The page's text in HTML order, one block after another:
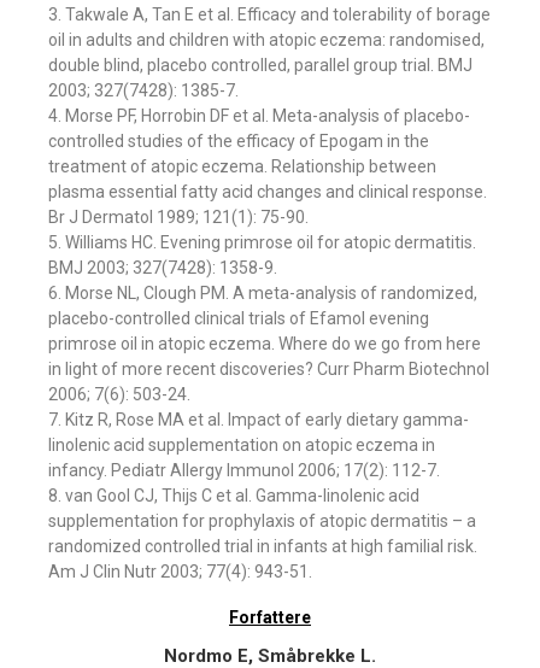
3. Takwale A, Tan E et al. Efficacy and tolerability of borage
oil in adults and children with atopic eczema: randomised,
double blind, placebo controlled, parallel group trial. BMJ
2003; 327(7428): 1385-7.
4. Morse PF, Horrobin DF et al. Meta-analysis of placebo-
controlled studies of the efficacy of Epogam in the
treatment of atopic eczema. Relationship between
plasma essential fatty acid changes and clinical response.
Br J Dermatol 1989; 121(1): 75-90.
5. Williams HC. Evening primrose oil for atopic dermatitis.
BMJ 2003; 327(7428): 1358-9.
6. Morse NL, Clough PM. A meta-analysis of randomized,
placebo-controlled clinical trials of Efamol evening
primrose oil in atopic eczema. Where do we go from here
in light of more recent discoveries? Curr Pharm Biotechnol
2006; 7(6): 503-24.
7. Kitz R, Rose MA et al. Impact of early dietary gamma-
linolenic acid supplementation on atopic eczema in
infancy. Pediatr Allergy Immunol 2006; 17(2): 112-7.
8. van Gool CJ, Thijs C et al. Gamma-linolenic acid
supplementation for prophylaxis of atopic dermatitis – a
randomized controlled trial in infants at high familial risk.
Am J Clin Nutr 2003; 77(4): 943-51.
Forfattere
Nordmo E, Småbrekke L.